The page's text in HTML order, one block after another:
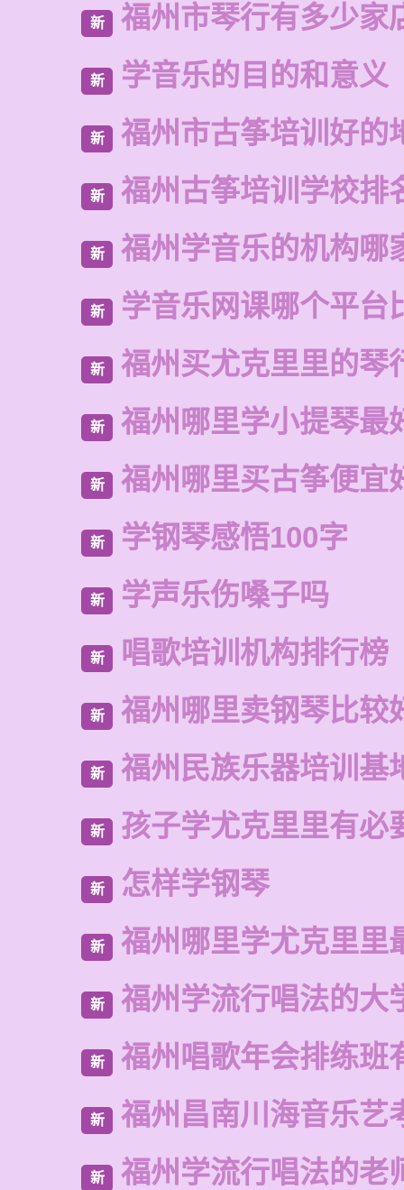
新 福州市琴行有多少家
新 学音乐的目的和意义
新 福州市古筝培训好的
新 福州古筝培训学校排
新 福州学音乐的机构哪
新 学音乐网课哪个平台
新 福州买尤克里里的琴
新 福州哪里学小提琴最
新 福州哪里买古筝便宜
新 学钢琴感悟100字
新 学声乐伤嗓子吗
新 唱歌培训机构排行榜
新 福州哪里卖钢琴比较
新 福州民族乐器培训基
新 孩子学尤克里里有必
新 怎样学钢琴
新 福州哪里学尤克里里
新 福州学流行唱法的大
新 福州唱歌年会排练班
新 福州昌南川海音乐艺
新 福州学流行唱法的老